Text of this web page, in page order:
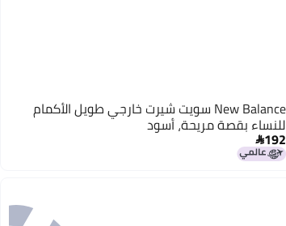
New Balance سويت شيرت خارجي طويل الأكمام
للنساء بقصة مريحة، أسود
192